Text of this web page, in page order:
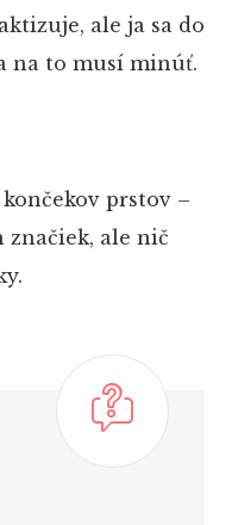
ale ja sa do
na to musí minúť.
prstov –
ale nič